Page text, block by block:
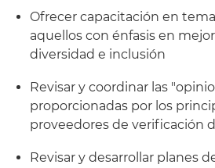
Ofrecer capacitación en
aquellos con énfasis en
diversidad e inclusión
Revisar y coordinar las
proporcionadas por los
proveedores de verificación
Revisar y desarrollar planes